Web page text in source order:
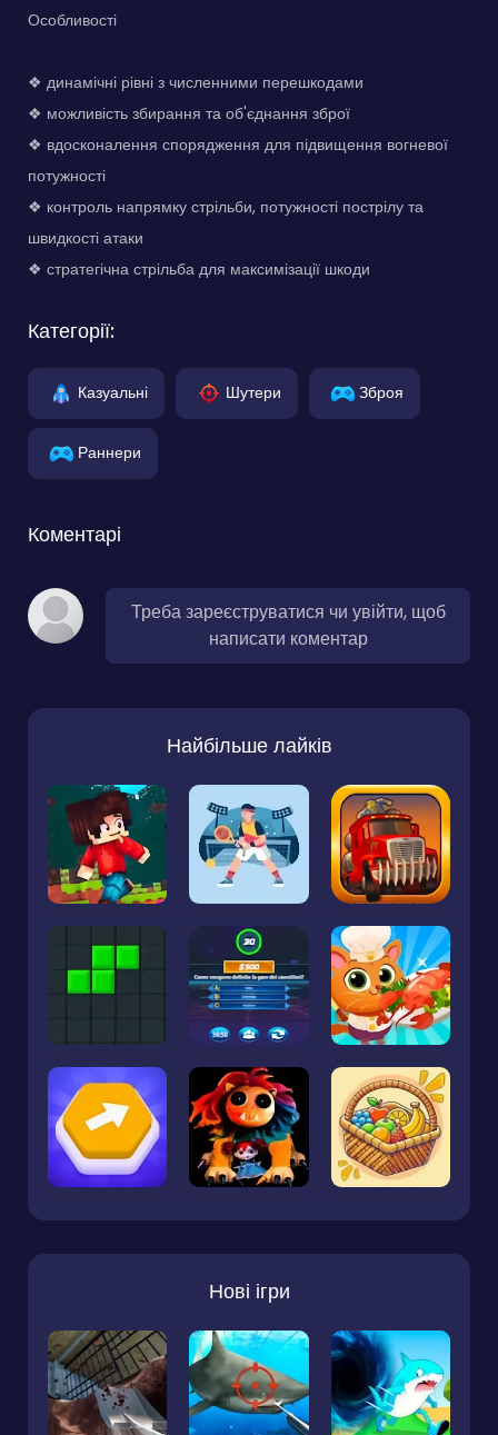
Особливості
❖ динамічні рівні з численними перешкодами
❖ можливість збирання та об'єднання зброї
❖ вдосконалення спорядження для підвищення вогневої
потужності
❖ контроль напрямку стрільби, потужності пострілу та
швидкості атаки
❖ стратегічна стрільба для максимізації шкоди
Категорії:
Казуальні Шутери Зброя
Раннери
Коментарі
Треба зареєструватися чи увійти, щоб
написати коментар
Найбільше лайків
Нові ігри